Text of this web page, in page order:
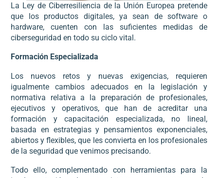
La Ley de Ciberresiliencia de la Unión Europea pretende
que los productos digitales, ya sean de software o
hardware, cuenten con las suficientes medidas de
ciberseguridad en todo su ciclo vital.
Formación Especializada
Los nuevos retos y nuevas exigencias, requieren
igualmente cambios adecuados en la legislación y
normativa relativa a la preparación de profesionales,
ejecutivos y operativos, que han de acreditar una
formación y capacitación especializada, no lineal,
basada en estrategias y pensamientos exponenciales,
abiertos y flexibles, que les convierta en los profesionales
de la seguridad que venimos precisando.
Todo ello, complementado con herramientas para la